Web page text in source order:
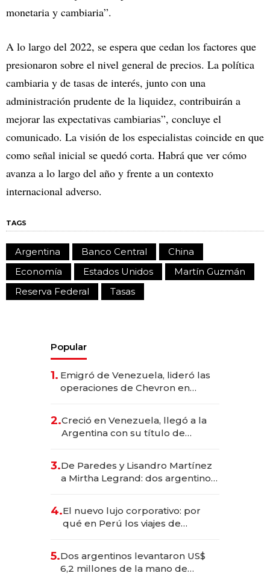
monetaria y cambiaria”.
A lo largo del 2022, se espera que cedan los factores que
presionaron sobre el nivel general de precios. La política
cambiaria y de tasas de interés, junto con una
administración prudente de la liquidez, contribuirán a
mejorar las expectativas cambiarias”, concluye el
comunicado. La visión de los especialistas coincide en que
como señal inicial se quedó corta. Habrá que ver cómo
avanza a lo largo del año y frente a un contexto
internacional adverso.
TAGS
Argentina Banco Central
China
Economía
Estados Unidos
Martín Guzmán
Reserva Federal
Tasas
Popular
1. Emigró de Venezuela, lideró las
operaciones de Chevron en
2.Creció en Venezuela, llegó a la
Argentina con su título de
las marcas "fast premium"
3.De Paredes y Lisandro Martínez
a Mirtha Legrand: dos argentinos
4.El nuevo lujo corporativo: por
qué en Perú los viajes de
transformadoras
5.Dos argentinos levantaron US$
6,2 millones de la mano de